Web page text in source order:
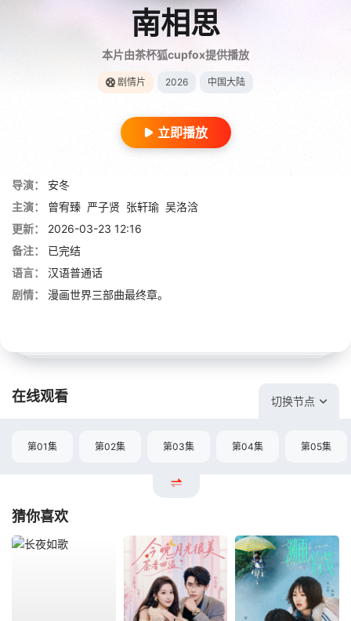
南相思
本片由茶杯狐cupfox提供播放
剧情片 2026 中国大陆
立即播放
导演：
安冬
主演：
曾宥臻 严子贤 张轩瑜 吴洛浛
更新：
2026-03-23 12:16
备注：
已完结
语言：
汉语普通话
剧情：
漫画世界三部曲最终章。
在线观看 切换节点
第01集 第02集 第03集 第04集 第05集
猜你喜欢